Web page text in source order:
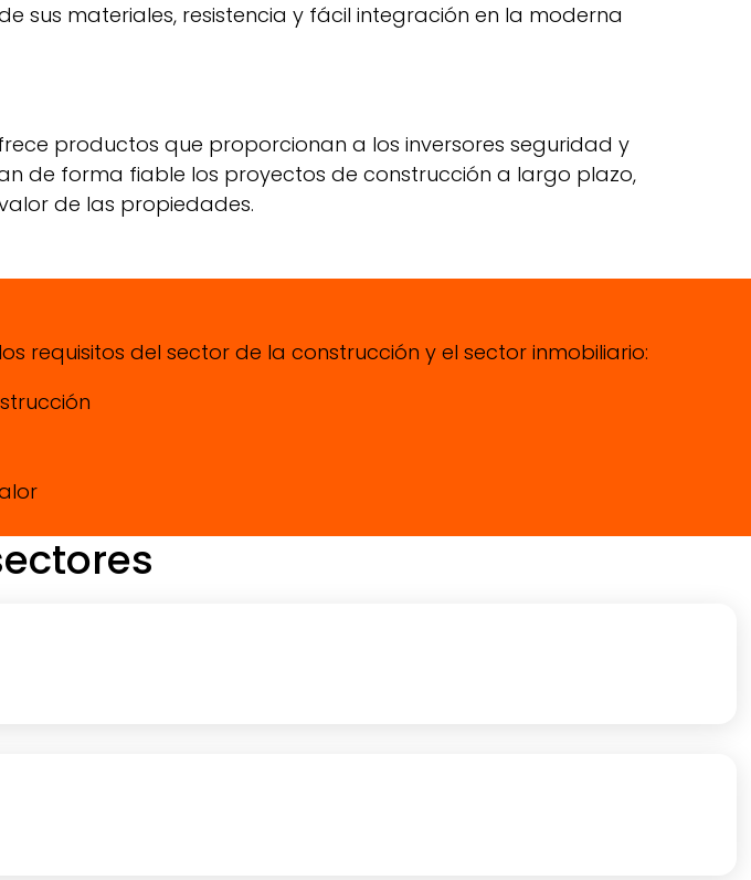
sus materiales, resistencia y fácil integración en la moderna
productos que proporcionan a los inversores seguridad y
de forma fiable los proyectos de construcción a largo plazo,
de las propiedades.
requisitos del sector de la construcción y el sector inmobiliario: